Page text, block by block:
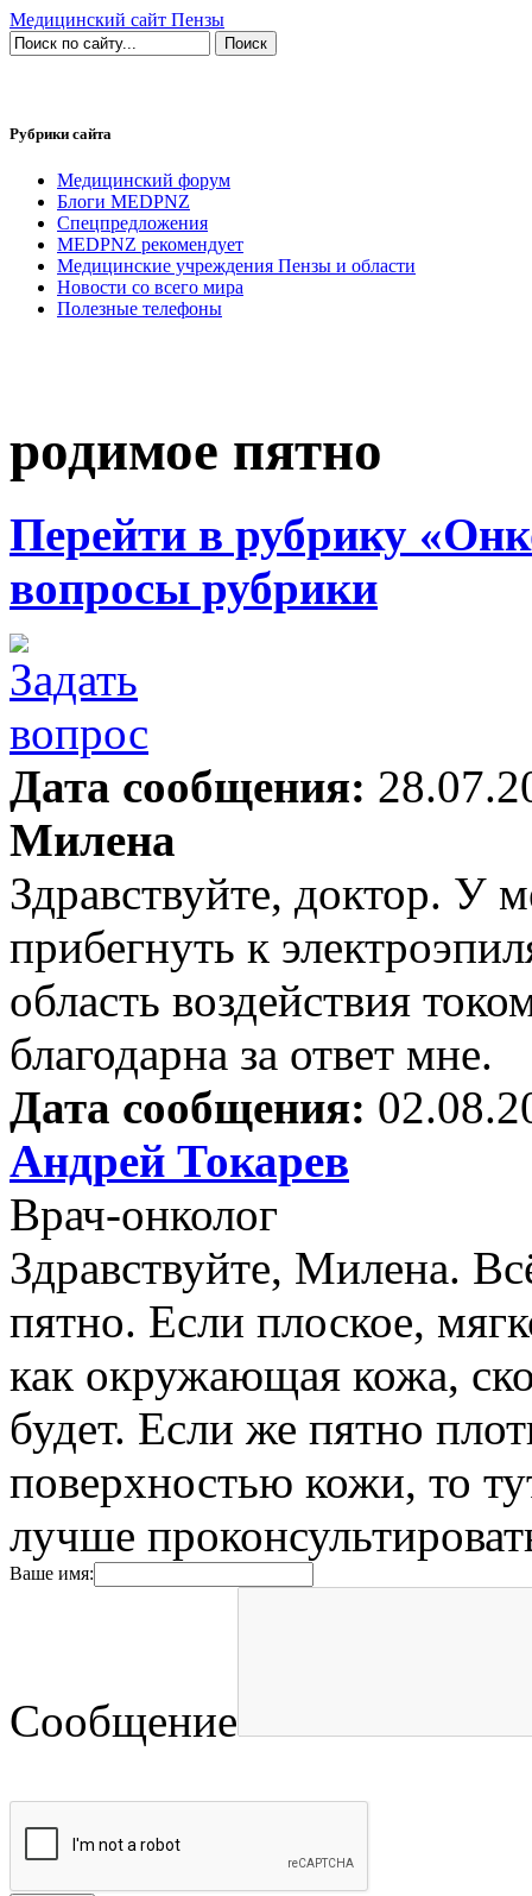
Медицинский сайт Пензы
Рубрики сайта
Медицинский форум
Блоги MEDPNZ
Спецпредложения
MEDPNZ рекомендует
Медицинские учреждения Пензы и области
Новости со всего мира
Полезные телефоны
родимое пятно
Перейти в рубрику
вопросы рубрики
Дата сообщения:
Милена
Здравствуйте, доктор. У
прибегнуть к
область воздействия
благодарна за ответ мне.
Дата сообщения:
Андрей Токарев
Врач-онколог
Здравствуйте, Милена.
пятно. Если плоское,
как окружающая кожа,
будет. Если же пятно
поверхностью кожи, то
лучше
Ваше имя:
Сообщение